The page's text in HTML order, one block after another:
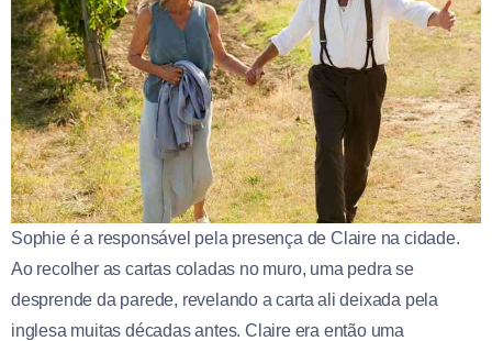
Sophie é a responsável pela presença de Claire na cidade.
Ao recolher as cartas coladas no muro, uma pedra se
desprende da parede, revelando a carta ali deixada pela
inglesa muitas décadas antes. Claire era então uma